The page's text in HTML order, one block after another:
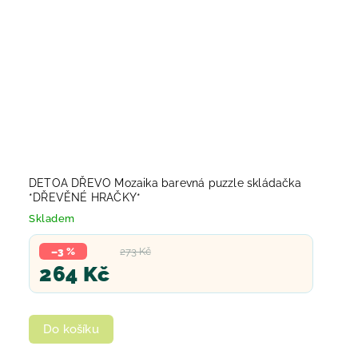
DETOA DŘEVO Mozaika barevná puzzle skládačka
*DŘEVĚNÉ HRAČKY*
Skladem
273 Kč
–3 %
264 Kč
Do košíku